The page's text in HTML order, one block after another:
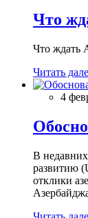
Что
Что ждать
Читать
4
В
развитию
отклики